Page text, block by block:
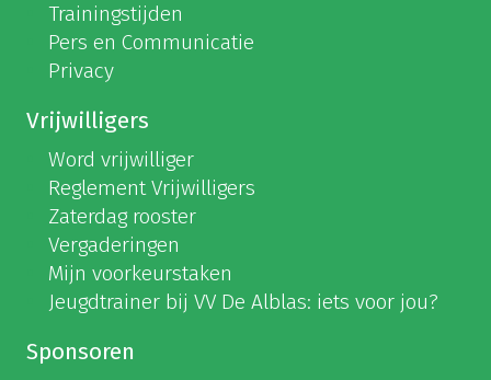
Trainingstijden
Pers en Communicatie
Privacy
Vrijwilligers
Word vrijwilliger
Reglement Vrijwilligers
Zaterdag rooster
Vergaderingen
Mijn voorkeurstaken
Jeugdtrainer bij VV De Alblas: iets voor jou?
Sponsoren